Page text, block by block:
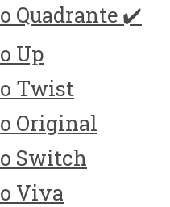
Quadrante ✔️
Up
Twist
Original
Switch
Viva